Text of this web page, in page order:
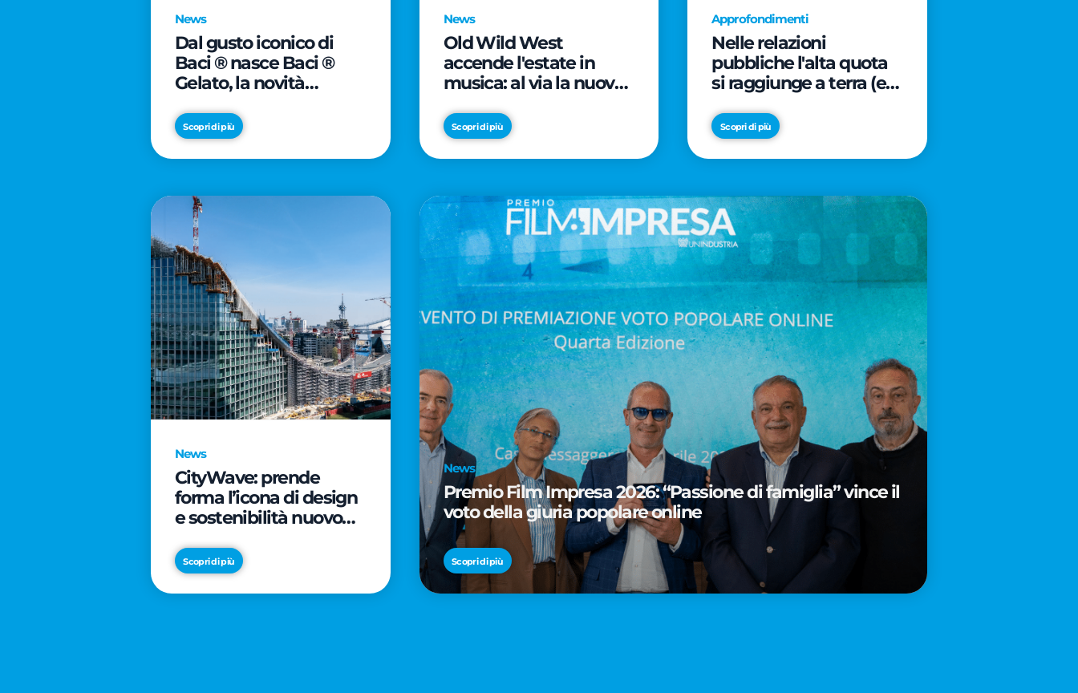
News
Dal gusto iconico di
Baci ® nasce Baci ®
Gelato, la novità
Scopri di più
News
Old Wild West
accende l'estate in
musica: al via la nuova
e le prestigiose
partnership con Radio
Italia e Live Nation
Scopri di più
Approfondimenti
Nelle relazioni
pubbliche l'alta quota
si raggiunge a terra (e
Scopri di più
News
CityWave: prende
forma l’icona di design
e sostenibilità nuovo
Scopri di più
News
Premio Film Impresa 2026: “Passione di famiglia” vince il
voto della giuria popolare online
Scopri di più